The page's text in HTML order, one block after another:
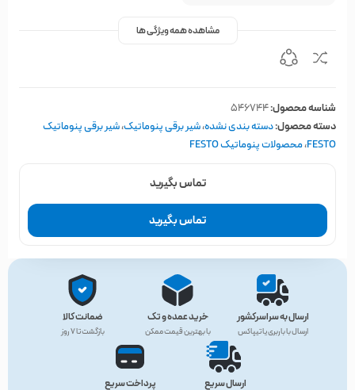
مشاهده همه ویژگی ها
شناسه محصول:546744
دسته محصول:دسته بندی نشده،شیر برقی پنوماتیک،شیر برقی پنوماتیک
FESTO،محصولات پنوماتیک FESTO
تماس بگیرید
تماس بگیرید
ارسال به سراسرکشور
ارسال با باربری یا تیپاکس
خرید عمده و تک
با بهترین قیمت ممکن
ضمانت کالا
بازگشت تا ۷ روز
ارسال سریع پرداخت سریع